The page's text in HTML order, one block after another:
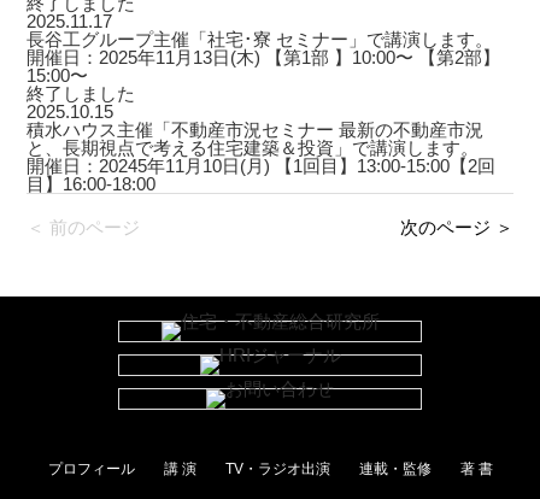
2025.11.17
長谷工グループ主催「社宅･寮 セミナー」で講演します。
開催日：2025年11月13日(木) 【第1部 】10:00〜 【第2部】
15:00〜
終了しました
2025.10.15
積水ハウス主催「不動産市況セミナー 最新の不動産市況
と、長期視点で考える住宅建築＆投資」で講演します。
開催日：20245年11月10日(月) 【1回目】13:00-15:00【2回
目】16:00-18:00
＜ 前のページ 次のページ ＞
プロフィール 講 演 TV・ラジオ出演 連載・監修 著 書